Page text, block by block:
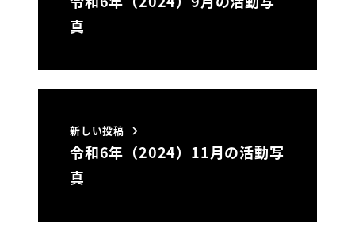
真
新しい投稿
令和6年（2024）11月の活動写
真